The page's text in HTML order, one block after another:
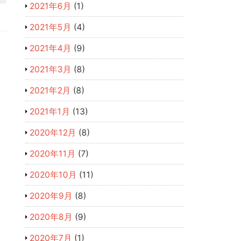
2021年6月 (1)
2021年5月 (4)
2021年4月 (9)
2021年3月 (8)
2021年2月 (8)
2021年1月 (13)
2020年12月 (8)
2020年11月 (7)
2020年10月 (11)
2020年9月 (8)
2020年8月 (9)
2020年7月 (1)